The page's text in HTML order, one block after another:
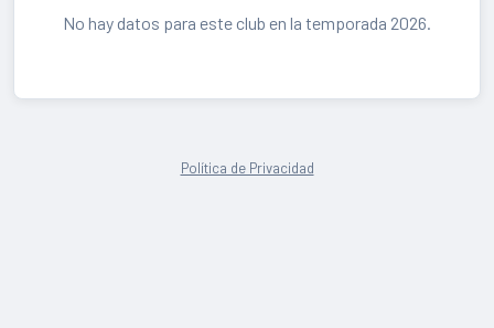
No hay datos para este club en la temporada 2026.
Política de Privacidad